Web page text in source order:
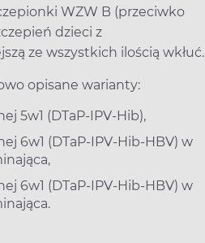
WZW B (przeciwko
dzieci z
ze wszystkich ilością wkłuć.
opisane warianty:
5w1 (DTaP-IPV-Hib),
6w1 (DTaP-IPV-Hib-HBV) w
6w1 (DTaP-IPV-Hib-HBV) w